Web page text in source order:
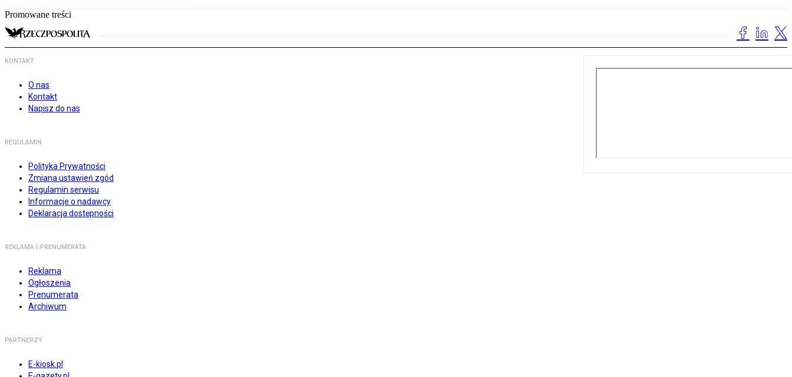
Promowane treści
KONTAKT
O nas
Kontakt
Napisz do nas
REGULAMIN
Polityka Prywatności
Zmiana ustawień zgód
Regulamin serwisu
Informacje o nadawcy
Deklaracja dostępności
REKLAMA I PRENUMERATA
Reklama
Ogłoszenia
Prenumerata
Archiwum
PARTNERZY
E-kiosk.pl